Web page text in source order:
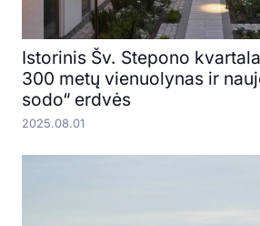
Istorinis Šv. Stepono
300 metų vienuolynas ir
sodo“ erdvės
2025.08.01